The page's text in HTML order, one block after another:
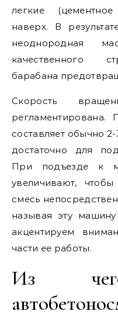
легкие
наверх. В
неоднородная
качественного
барабана
Скорость
регламентирована.
составляет обычно
достаточно для
При подъезде к
увеличивают,
смесь
называя эту
акцентируем
части ее работы.
Из